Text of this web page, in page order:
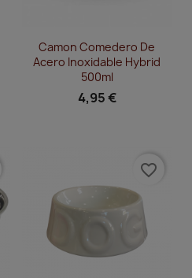
Vista rápida
Camon Comedero De
Acero Inoxidable Hybrid
500ml
4,95 €
favorite_border